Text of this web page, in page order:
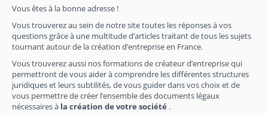
Vous êtes à la bonne adresse !
Vous trouverez au sein de notre site toutes les réponses à vos
questions grâce à une multitude d’articles traitant de tous les sujets
tournant autour de la création d’entreprise en France.
Vous trouverez aussi nos formations de créateur d’entreprise qui
permettront de vous aider à comprendre les différentes structures
juridiques et leurs subtilités, de vous guider dans vos choix et de
vous permettre de créer l’ensemble des documents légaux
nécessaires à la création de votre société .